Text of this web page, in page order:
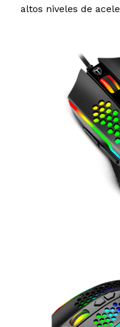
altos niveles de